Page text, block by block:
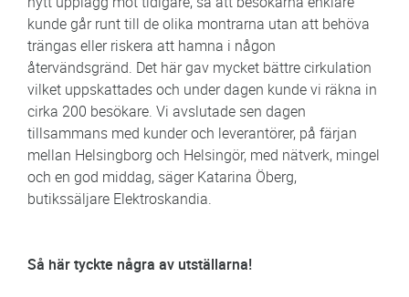
kunde går runt till de olika montrarna utan att behöva
trängas eller riskera att hamna i någon
återvändsgränd. Det här gav mycket bättre cirkulation
vilket uppskattades och under dagen kunde vi räkna in
cirka 200 besökare. Vi avslutade sen dagen
tillsammans med kunder och leverantörer, på färjan
mellan Helsingborg och Helsingör, med nätverk, mingel
och en god middag, säger Katarina Öberg,
butikssäljare Elektroskandia.
Så här tyckte några av utställarna!